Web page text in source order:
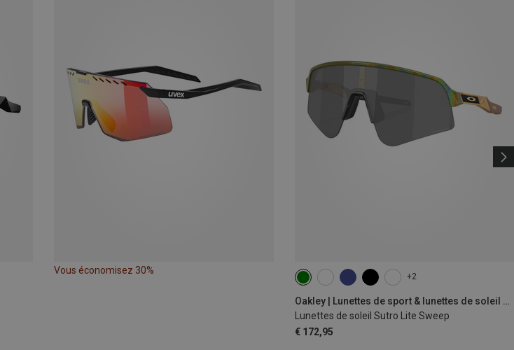
Vous économisez 30%
+2
Oakley | Lunettes de sport & lunettes de soleil de sport
Lunettes de soleil Sutro Lite Sweep
€ 172,95